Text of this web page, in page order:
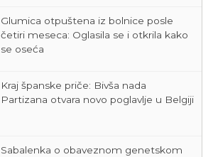
Glumica otpuštena iz bolnice posle
četiri meseca: Oglasila se i otkrila kako
se oseća
Kraj španske priče: Bivša nada
Partizana otvara novo poglavlje u Belgiji
Sabalenka o obaveznom genetskom